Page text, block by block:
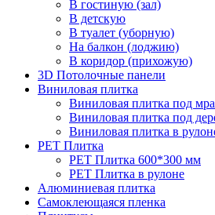
В гостиную (зал)
В детскую
В туалет (уборную)
На балкон (лоджию)
В коридор (прихожую)
3D Потолочные панели
Виниловая плитка
Виниловая плитка под
Виниловая плитка под
Виниловая плитка в
PET Плитка
PET Плитка 600*300 мм
PET Плитка в рулоне
Алюминиевая плитка
Самоклеющаяся пленка